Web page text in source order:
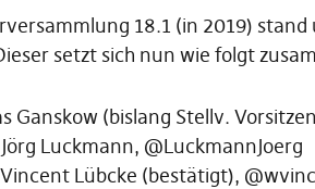
18.1 (in 2019)
setzt sich nun wie folgt
Ganskow (bislang Stellv.
Luckmann, @LuckmannJoerg
Lübcke (bestätigt),